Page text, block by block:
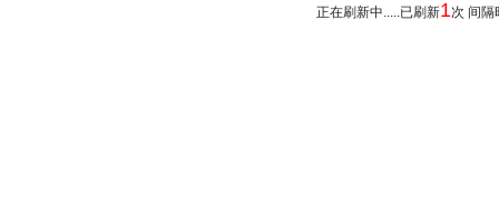
正在刷新中.....已刷新1次 间隔